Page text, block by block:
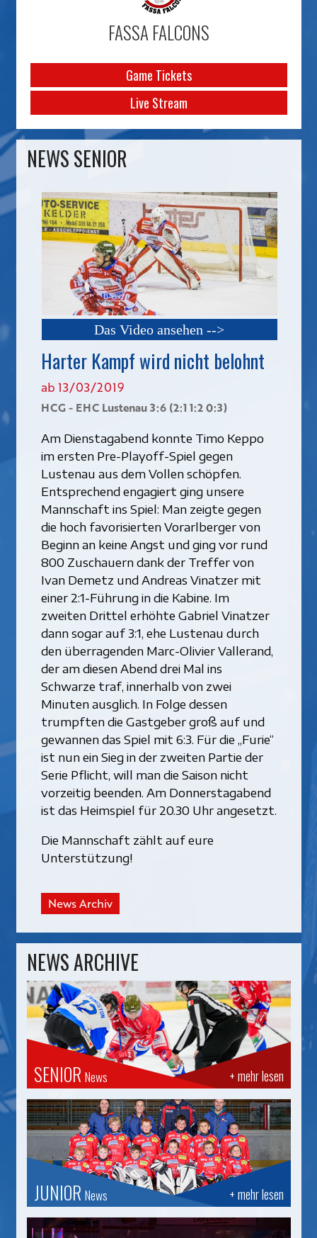
FASSA FALCONS
Game Tickets
Live Stream
NEWS SENIOR
Das Video ansehen -->
Harter Kampf wird nicht belohnt
ab 13/03/2019
HCG - EHC Lustenau 3:6 (2:1 1:2 0:3)
Am Dienstagabend konnte Timo Keppo
im ersten Pre-Playoff-Spiel gegen
Lustenau aus dem Vollen schöpfen.
Entsprechend engagiert ging unsere
Mannschaft ins Spiel: Man zeigte gegen
die hoch favorisierten Vorarlberger von
Beginn an keine Angst und ging vor rund
800 Zuschauern dank der Treffer von
Ivan Demetz und Andreas Vinatzer mit
einer 2:1-Führung in die Kabine. Im
zweiten Drittel erhöhte Gabriel Vinatzer
dann sogar auf 3:1, ehe Lustenau durch
den überragenden Marc-Olivier Vallerand,
der am diesen Abend drei Mal ins
Schwarze traf, innerhalb von zwei
Minuten ausglich. In Folge dessen
trumpften die Gastgeber groß auf und
gewannen das Spiel mit 6:3. Für die „Furie“
ist nun ein Sieg in der zweiten Partie der
Serie Pflicht, will man die Saison nicht
vorzeitig beenden. Am Donnerstagabend
ist das Heimspiel für 20.30 Uhr angesetzt.
Die Mannschaft zählt auf eure
Unterstützung!
News Archiv
NEWS ARCHIVE
+ mehr lesen
SENIOR News
+ mehr lesen
JUNIOR News